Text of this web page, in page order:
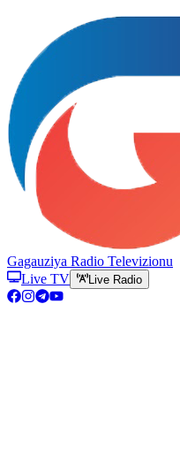
Gagauziya Radio Televizionu
Live TV
Live Radio